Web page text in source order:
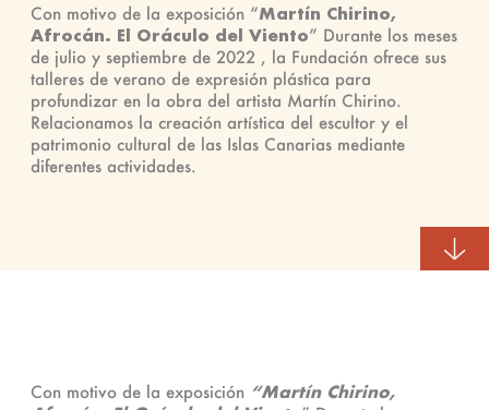
Con motivo de la exposición “Martín Chirino,
Afrocán. El Oráculo del Viento” Durante los meses
de julio y septiembre de 2022 , la Fundación ofrece sus
talleres de verano de expresión plástica para
profundizar en la obra del artista Martín Chirino.
Relacionamos la creación artística del escultor y el
patrimonio cultural de las Islas Canarias mediante
diferentes actividades.
Con motivo de la exposición “Martín Chirino,